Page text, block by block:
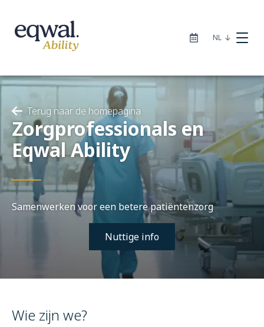
NL
Zorgoplossingen
Catalogus
Locaties
Terug naar de homepagina
Zorgprofessionals en
Eqwal Ability
Samenwerken voor een betere patiëntenzorg
Nuttige info
Wie zijn we?